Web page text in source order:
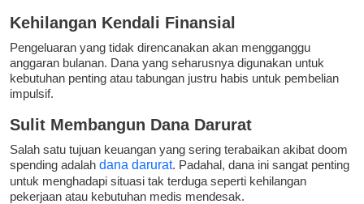
Kehilangan Kendali Finansial
Pengeluaran yang tidak direncanakan akan mengganggu
anggaran bulanan. Dana yang seharusnya digunakan untuk
kebutuhan penting atau tabungan justru habis untuk pembelian
impulsif.
Sulit Membangun Dana Darurat
Salah satu tujuan keuangan yang sering terabaikan akibat doom
spending adalah dana darurat. Padahal, dana ini sangat penting
untuk menghadapi situasi tak terduga seperti kehilangan
pekerjaan atau kebutuhan medis mendesak.